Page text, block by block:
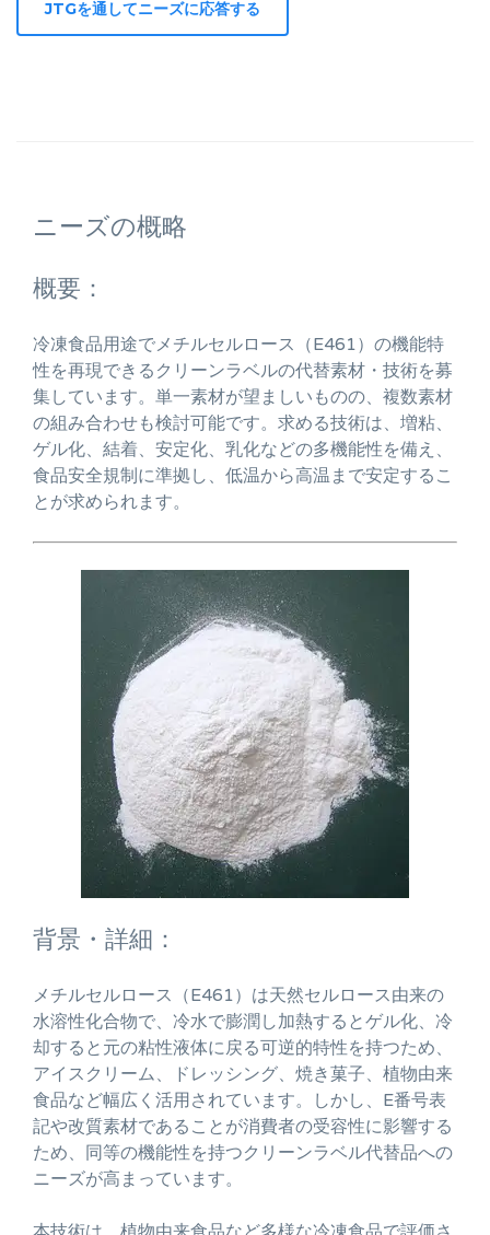
ニーズの概略
概要：
冷凍食品用途でメチルセルロース（E461）の機能特
性を再現できるクリーンラベルの代替素材・技術を募
集しています。単一素材が望ましいものの、複数素材
の組み合わせも検討可能です。求める技術は、増粘、
ゲル化、結着、安定化、乳化などの多機能性を備え、
食品安全規制に準拠し、低温から高温まで安定するこ
とが求められます。
背景・詳細：
メチルセルロース（E461）は天然セルロース由来の
水溶性化合物で、冷水で膨潤し加熱するとゲル化、冷
却すると元の粘性液体に戻る可逆的特性を持つため、
アイスクリーム、ドレッシング、焼き菓子、植物由来
食品など幅広く活用されています。しかし、E番号表
記や改質素材であることが消費者の受容性に影響する
ため、同等の機能性を持つクリーンラベル代替品への
ニーズが高まっています。